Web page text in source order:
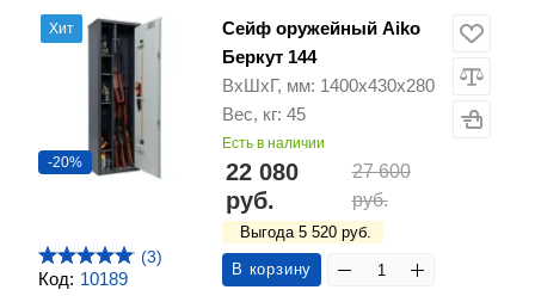
Код: 10189
Хит
-20%
(3)
Сейф оружейный Aiko
Беркут 144
ВхШхГ, мм: 1400х430х280
Вес, кг: 45
Есть в наличии
22 080
руб.
27 600
руб.
Выгода 5 520 руб.
В корзину